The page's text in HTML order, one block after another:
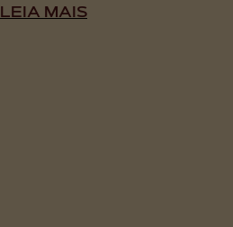
LEIA MAIS